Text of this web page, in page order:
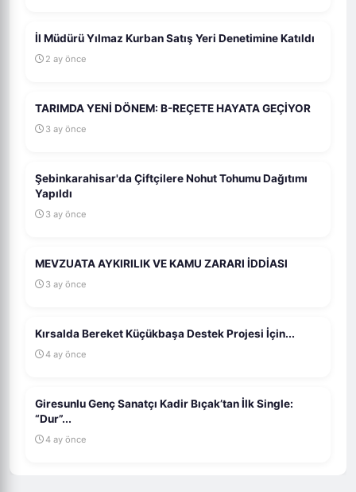
İl Müdürü Yılmaz Kurban Satış Yeri Denetimine Katıldı
2 ay önce
TARIMDA YENİ DÖNEM: B-REÇETE HAYATA GEÇİYOR
3 ay önce
Şebinkarahisar'da Çiftçilere Nohut Tohumu Dağıtımı
Yapıldı
3 ay önce
MEVZUATA AYKIRILIK VE KAMU ZARARI İDDİASI
3 ay önce
Kırsalda Bereket Küçükbaşa Destek Projesi İçin...
4 ay önce
Giresunlu Genç Sanatçı Kadir Bıçak’tan İlk Single:
“Dur”...
4 ay önce